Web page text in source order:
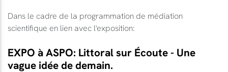
Dans le cadre de la programmation de médiation
scientifique en lien avec l'exposition:
EXPO à ASPO: Littoral sur Écoute - Une
vague idée de demain.